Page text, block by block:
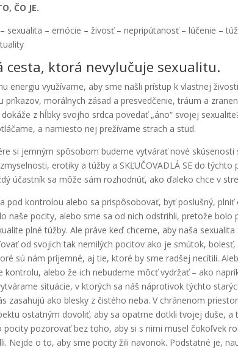
ČO JE.
sexualita – emócie – živosť – nepripútanosť – lúčenie –
cesta, ktorá nevylučuje sexualitu.
energiu využívame, aby sme našli prístup k vlastnej
morálnych zásad a presvedčenie, tráum a
z hĺbky svojho srdca povedať „áno“ svojej
a namiesto nej prežívame strach a stud.
si jemným spôsobom budeme vytvárať nové
erotiky a túžby a SKĽUČOVADLÁ SE do
účastník sa môže sám rozhodnúť, ako ďaleko chce v
pod kontrolou alebo sa prispôsobovať, byť poslušný, plniť
naše pocity, alebo sme sa od nich odstrihli, pretože bolo
plné túžby. Ale práve keď chceme, aby naša
od svojich tak nemilých pocitov ako je smútok,
sú nám príjemné, aj tie, ktoré by sme radšej necítili.
kontrolu, alebo že ich nebudeme môcť vydržať – ako
situácie, v ktorých sa náš náprotivok týchto
zasahujú ako blesky z čistého neba. V chránenom
ostatným dovoliť, aby sa opatrne dotkli tvojej duše,
pozorovať bez toho, aby si s nimi musel čokoľvek
Nejde o to, aby sme pocity žili navonok. Podstatné je,